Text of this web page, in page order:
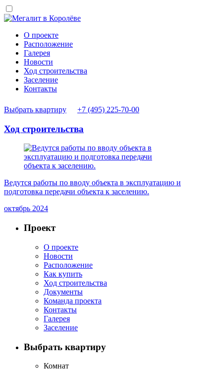
О проекте
Расположение
Галерея
Новости
Ход строительства
Заселение
Контакты
Выбрать квартиру +7 (495) 225-70-00
Ход строительства
Ведутся работы по вводу объекта в эксплуатацию и
подготовка передачи объекта к заселению.
октябрь 2024
Проект
О проекте
Новости
Расположение
Как купить
Ход строительства
Документы
Команда проекта
Контакты
Галерея
Заселение
Выбрать квартиру
Комнат